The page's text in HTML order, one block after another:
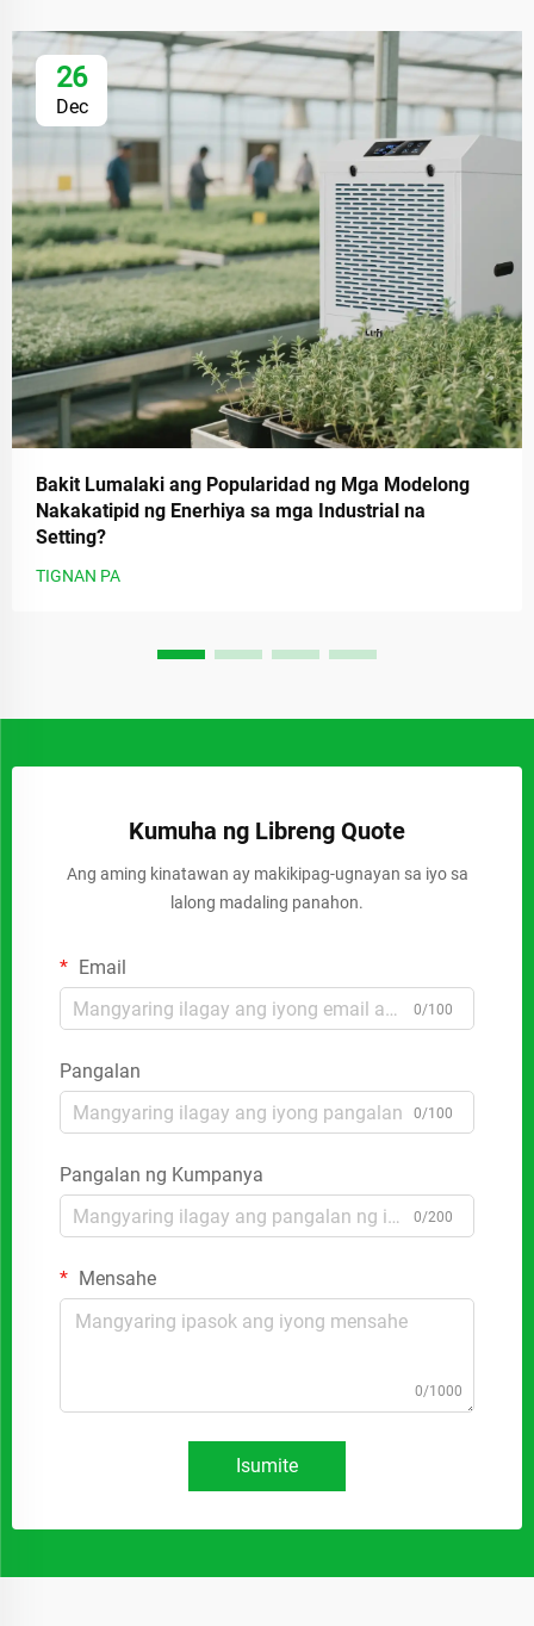
26
Dec
Bakit Lumalaki ang Popularidad ng Mga Modelong
Nakakatipid ng Enerhiya sa mga Industrial na
Setting?
TIGNAN PA
Kumuha ng Libreng Quote
Ang aming kinatawan ay makikipag-ugnayan sa iyo sa
lalong madaling panahon.
Email
0/100
Pangalan
0/100
Pangalan ng Kumpanya
0/200
Mensahe
0/1000
Isumite